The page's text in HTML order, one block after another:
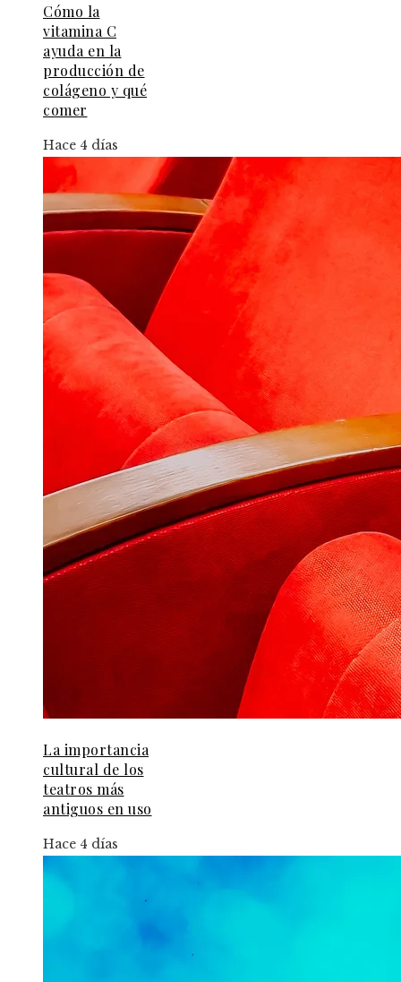
Cómo la
vitamina C
ayuda en la
producción de
colágeno y qué
comer
Hace 4 días
La importancia
cultural de los
teatros más
antiguos en uso
Hace 4 días